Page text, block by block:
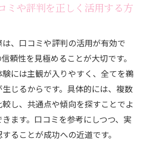
ミや評判を正しく活用する方
、口コミや評判の活用が有効で
頼性を見極めることが大切です。
には主観が入りやすく、全てを鵜
じるからです。具体的には、複数
し、共通点や傾向を探すことでよ
ます。口コミを参考にしつつ、実
ることが成功への近道です。